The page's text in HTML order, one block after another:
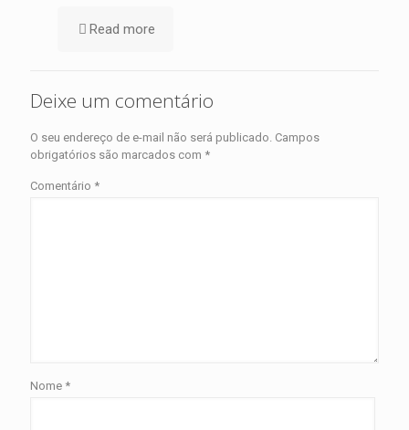
Read more
Deixe um comentário
O seu endereço de e-mail não será publicado. Campos
obrigatórios são marcados com *
Comentário *
Nome *